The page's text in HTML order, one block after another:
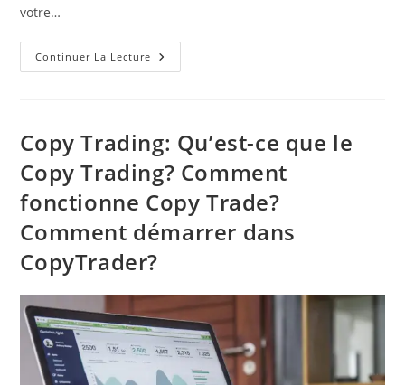
votre…
Continuer La Lecture Automatiser
La
Collective2
+
AzdInvest
Copy Trading: Qu’est-ce que le
Copy Trading? Comment
fonctionne Copy Trade?
Comment démarrer dans
CopyTrader?